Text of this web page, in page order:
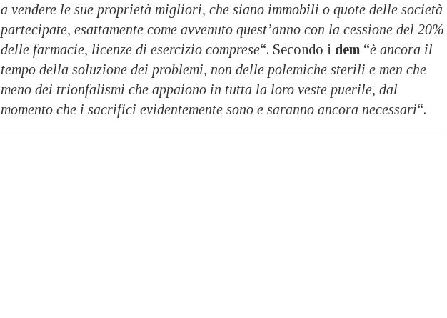
a vendere le sue proprietà migliori, che siano immobili o quote delle società
partecipate, esattamente come avvenuto quest’anno con la cessione del 20%
delle farmacie, licenze di esercizio comprese“. Secondo i dem “è ancora il
tempo della soluzione dei problemi, non delle polemiche sterili e men che
meno dei trionfalismi che appaiono in tutta la loro veste puerile, dal
momento che i sacrifici evidentemente sono e saranno ancora necessari“.